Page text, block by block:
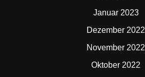
Januar 2023
Dezember 2022
November 2022
Oktober 2022